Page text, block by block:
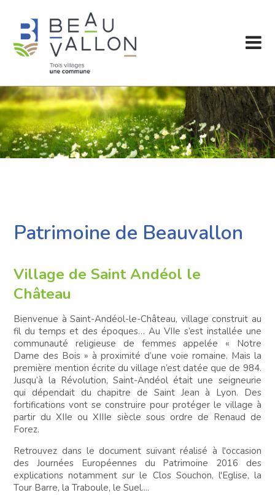
Patrimoine de Beauvallon
Village de Saint Andéol le
Château
Bienvenue à Saint-Andéol-le-Château, village construit au
fil du temps et des époques… Au VIIe s’est installée une
communauté religieuse de femmes appelée « Notre
Dame des Bois » à proximité d’une voie romaine. Mais la
première mention écrite du village n’est datée que de 984.
Jusqu’à la Révolution, Saint-Andéol était une seigneurie
qui dépendait du chapitre de Saint Jean à Lyon. Des
fortifications vont se construire pour protéger le village à
partir du XIIe ou XIIIe siècle sous ordre de Renaud de
Forez.
Retrouvez dans le document suivant réalisé à l'occasion
des Journées Européennes du Patrimoine 2016 des
explications notamment sur le Clos Souchon, l'Eglise, la
Tour Barre, la Traboule, le Suel....